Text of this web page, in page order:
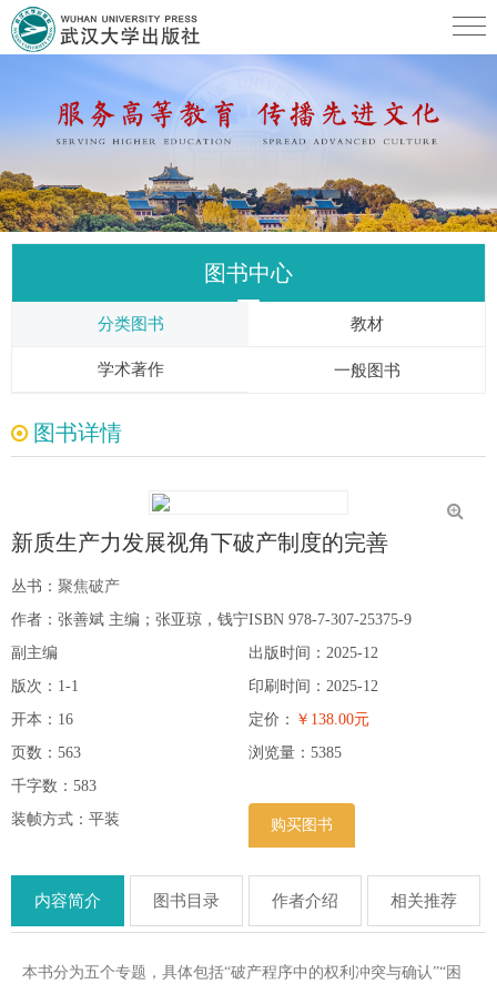
图书中心
分类图书 教材
学术著作 一般图书
图书详情
新质生产力发展视角下破产制度的完善
丛书： 聚焦破产
作者：张善斌 主编；张亚琼，钱宁
副主编
版次：1-1
开本：16
页数：563
千字数：583
装帧方式：平装
ISBN 978-7-307-25375-9
出版时间：2025-12
印刷时间：2025-12
定价： ￥138.00元
浏览量： 5385
购买图书
内容简介 图书目录 作者介绍 相关推荐
本书分为五个专题，具体包括“破产程序中的权利冲突与确认”“困